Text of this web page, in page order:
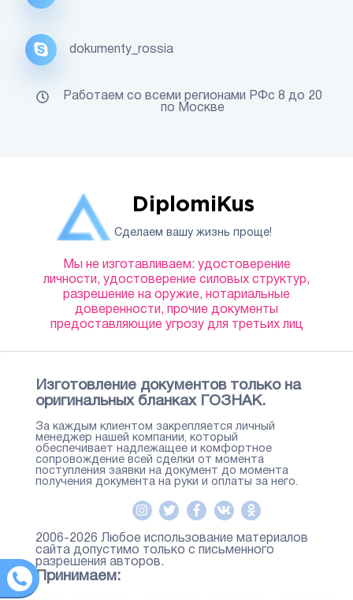
DiplomiKus
Сделаем вашу жизнь проще!
Мы не изготавливаем: удостоверение
личности, удостоверение силовых структур,
разрешение на оружие, нотариальные
доверенности, прочие документы
предоставляющие угрозу для третьих лиц
Изготовление документов только на
оригинальных бланках ГОЗНАК.
За каждым клиентом закрепляется личный
менеджер нашей компании, который
обеспечивает надлежащее и комфортное
сопровождение всей сделки от момента
поступления заявки на документ до момента
получения документа на руки и оплаты за него.
2006-2026 Любое использование материалов
сайта допустимо только с письменного
разрешения авторов.
Принимаем:
dokumenty_rossia
Работаем со всеми регионами РФс 8 до 20
по Москве